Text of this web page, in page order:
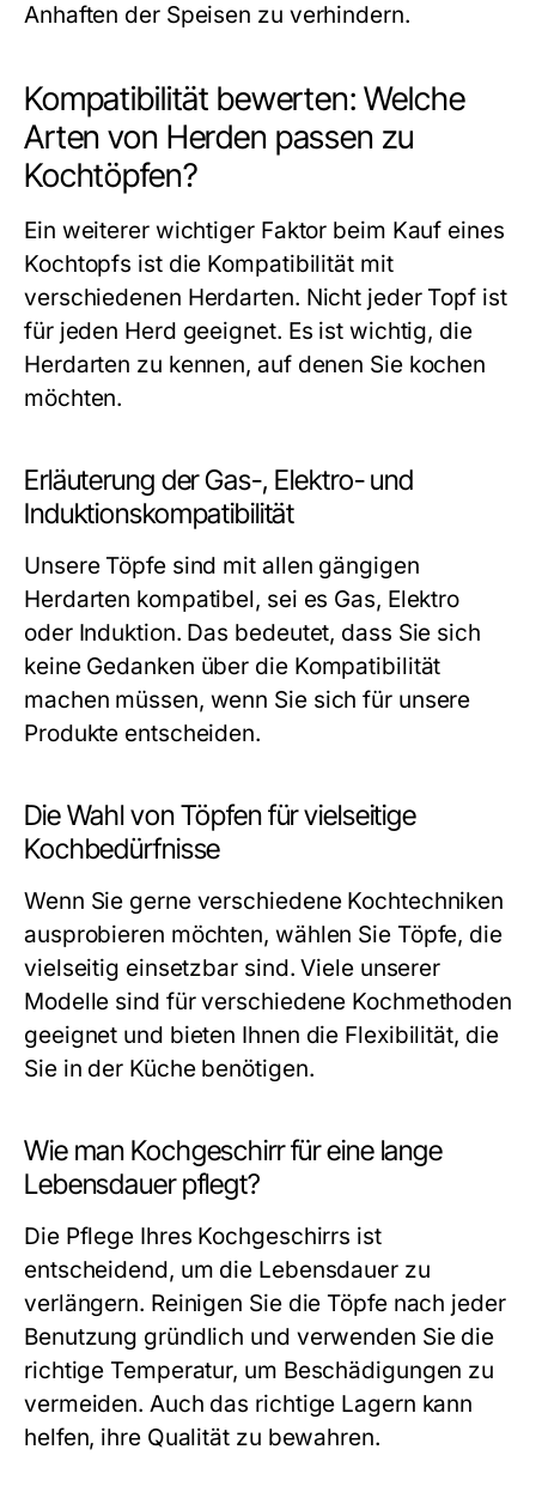
Anhaften der Speisen zu verhindern.
Kompatibilität bewerten: Welche
Arten von Herden passen zu
Kochtöpfen?
Ein weiterer wichtiger Faktor beim Kauf eines
Kochtopfs ist die Kompatibilität mit
verschiedenen Herdarten. Nicht jeder Topf ist
für jeden Herd geeignet. Es ist wichtig, die
Herdarten zu kennen, auf denen Sie kochen
möchten.
Erläuterung der Gas-, Elektro- und
Induktionskompatibilität
Unsere Töpfe sind mit allen gängigen
Herdarten kompatibel, sei es Gas, Elektro
oder Induktion. Das bedeutet, dass Sie sich
keine Gedanken über die Kompatibilität
machen müssen, wenn Sie sich für unsere
Produkte entscheiden.
Die Wahl von Töpfen für vielseitige
Kochbedürfnisse
Wenn Sie gerne verschiedene Kochtechniken
ausprobieren möchten, wählen Sie Töpfe, die
vielseitig einsetzbar sind. Viele unserer
Modelle sind für verschiedene Kochmethoden
geeignet und bieten Ihnen die Flexibilität, die
Sie in der Küche benötigen.
Wie man Kochgeschirr für eine lange
Lebensdauer pflegt?
Die Pflege Ihres Kochgeschirrs ist
entscheidend, um die Lebensdauer zu
verlängern. Reinigen Sie die Töpfe nach jeder
Benutzung gründlich und verwenden Sie die
richtige Temperatur, um Beschädigungen zu
vermeiden. Auch das richtige Lagern kann
helfen, ihre Qualität zu bewahren.